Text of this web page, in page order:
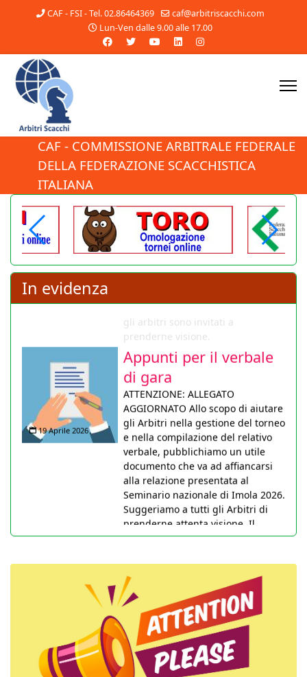
CAF - FSI - Tel. 02.86464369
caf@arbitriscacchi.com
Lun-Ven dalle 9.00 alle 17.00
CAF - COMMISSIONE ARBITRALE FEDERALE
DELLA FEDERAZIONE SCACCHISTICA
ITALIANA
In evidenza
11 Luglio 2026
Regolamento del
Settore Arbitrale!
Il Consiglio Federale ha approvato
il nuovo Regolamento del Settore
Arbitrale, che entra
19 Aprile 2026
Appunti per il verbale
di gara
ATTENZIONE: ALLEGATO
AGGIORNATO Allo scopo di aiutare
gli Arbitri nella gestione del torneo
e nella compilazione del relativo
verbale, pubblichiamo un utile
documento che va ad affiancarsi
alla relazione presentata al
Seminario nazionale di Imola 2026.
Suggeriamo a tutti gli Arbitri di
prenderne attenta visione. Il
documento sarà anche pubblicato
nella pagina didattica non appena
tecnicamente possibile.